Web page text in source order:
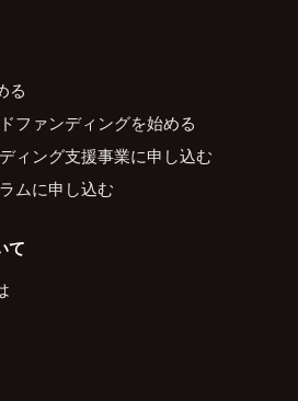
る
ファンディングを始める
ィング支援事業に申し込む
ムに申し込む
て